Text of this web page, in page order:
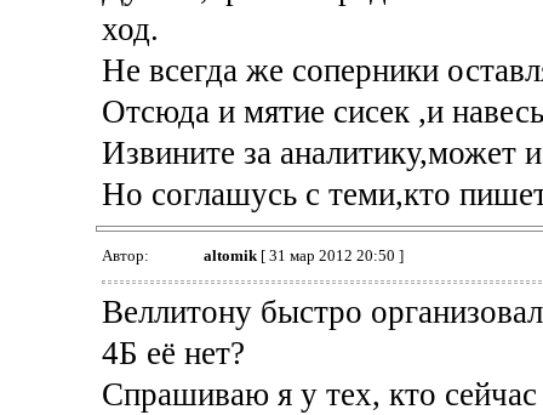
ход.
Не всегда же соперники
Отсюда и мятие сисек ,и
Извините за аналитику,может
Но соглашусь с теми,кто
Автор: altomik[ 31 мар 2012 20:50 ]
Веллитону быстро
4Б её нет?
Спрашиваю я у тех, кто сейчас